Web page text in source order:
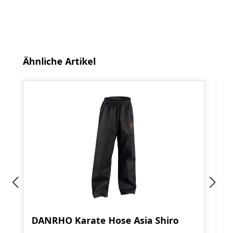
Produktgalerie überspringen
Ähnliche Artikel
DANRHO Karate Hose Asia Shiro